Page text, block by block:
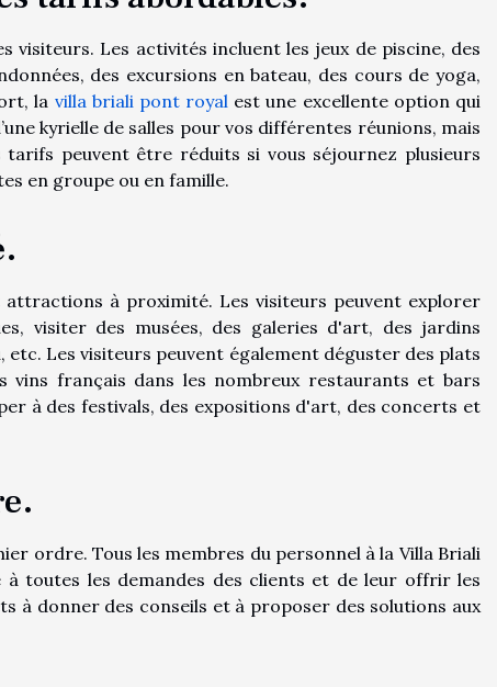
visiteurs. Les activités incluent les jeux de piscine, des
des excursions en bateau, des cours de yoga,
la villa briali pont royal est une excellente option qui
kyrielle de salles pour vos différentes réunions, mais
peuvent être réduits si vous séjournez plusieurs
en groupe ou en famille.
à proximité. Les visiteurs peuvent explorer
visiter des musées, des galeries d'art, des jardins
Les visiteurs peuvent également déguster des plats
vins français dans les nombreux restaurants et bars
à des festivals, des expositions d'art, des concerts et
ordre. Tous les membres du personnel à la Villa Briali
toutes les demandes des clients et de leur offrir les
à donner des conseils et à proposer des solutions aux